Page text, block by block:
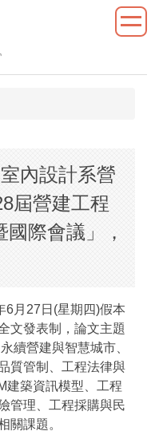
內設計系營
屆營建工程
際會議」，
6月27日(星期四)假本
文發表制，論文主題
續營建與智慧城市、
質管制、工程法律與
建築資訊模型、工程
管理、工程採購與民
關課題。